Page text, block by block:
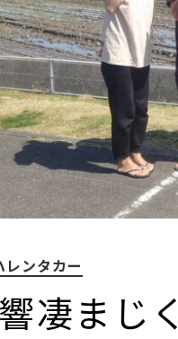
レンタカー
凄まじく